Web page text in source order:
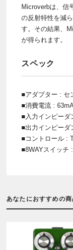
Microverbは、信
の反射特性を減
す。その結果、
が得られます。
スペック
■アダプター : セ
■消費電流 :
■入力インピーダ
■出力インピーダ
■コントロール :
■8WAYスイッチ
あなたにおすすめの商